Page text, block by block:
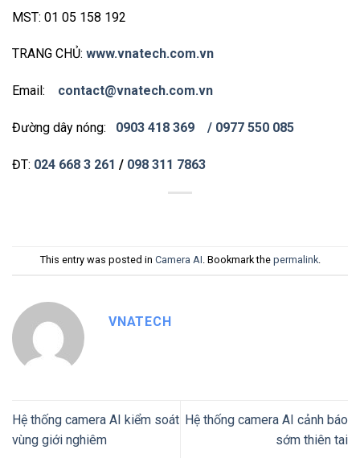
MST: 01 05 158 192
TRANG CHỦ: www.vnatech.com.vn
Email: contact@vnatech.com.vn
Đường dây nóng: 0903 418 369 / 0977 550 085
ĐT: 024 668 3 261 / 098 311 7863
This entry was posted in Camera AI. Bookmark the permalink.
VNATECH
Hệ thống camera AI kiểm soát
vùng giới nghiêm
Hệ thống camera AI cảnh báo
sớm thiên tai